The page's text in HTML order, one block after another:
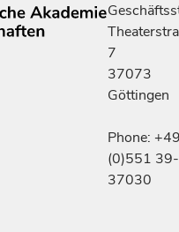
7
37073
Göttingen
Phone:
(0)551 39-
37030